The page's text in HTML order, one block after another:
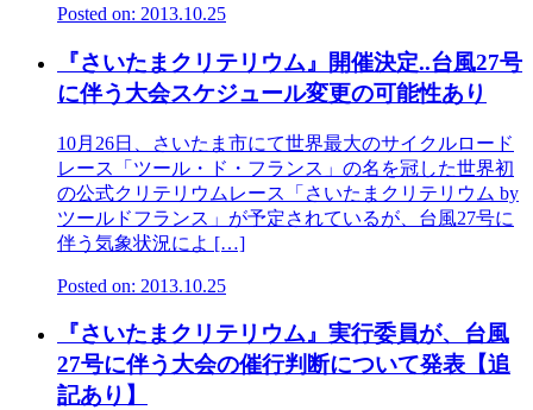
Posted on: 2013.10.25
『さいたまクリテリウム』開催決定..台風27号
に伴う大会スケジュール変更の可能性あり
10月26日、さいたま市にて世界最大のサイクルロード
レース「ツール・ド・フランス」の名を冠した世界初
の公式クリテリウムレース「さいたまクリテリウム by
ツールドフランス」が予定されているが、台風27号に
伴う気象状況によ […]
Posted on: 2013.10.25
『さいたまクリテリウム』実行委員が、台風
27号に伴う大会の催行判断について発表【追
記あり】